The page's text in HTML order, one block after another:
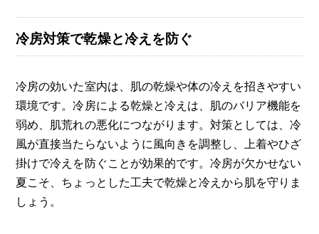
冷房対策で乾燥と冷えを防ぐ
冷房の効いた室内は、肌の乾燥や体の冷えを招きやすい
環境です。冷房による乾燥と冷えは、肌のバリア機能を
弱め、肌荒れの悪化につながります。対策としては、冷
風が直接当たらないように風向きを調整し、上着やひざ
掛けで冷えを防ぐことが効果的です。冷房が欠かせない
夏こそ、ちょっとした工夫で乾燥と冷えから肌を守りま
しょう。